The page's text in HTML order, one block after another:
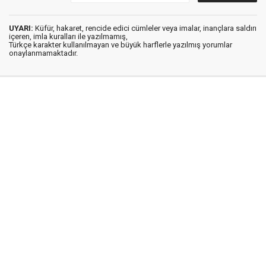
UYARI: Küfür, hakaret, rencide edici cümleler veya imalar, inançlara saldırı
içeren, imla kuralları ile yazılmamış,
Türkçe karakter kullanılmayan ve büyük harflerle yazılmış yorumlar
onaylanmamaktadır.